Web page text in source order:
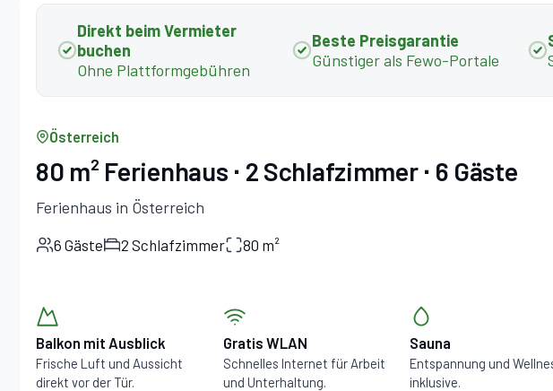
Direkt beim Vermieter
buchen
Ohne Plattformgebühren
Beste Preisgarantie
Günstiger als Fewo-Portale
Österreich
80 m² Ferienhaus ∙ 2 Schlafzimmer ∙ 6 Gäste
Ferienhaus in Österreich
6 Gäste 2 Schlafzimmer 80 m²
Balkon mit Ausblick
Frische Luft und Aussicht
direkt vor der Tür.
Gratis WLAN
Schnelles Internet für Arbeit
und Unterhaltung.
Sauna
Entspannung und
inklusive.